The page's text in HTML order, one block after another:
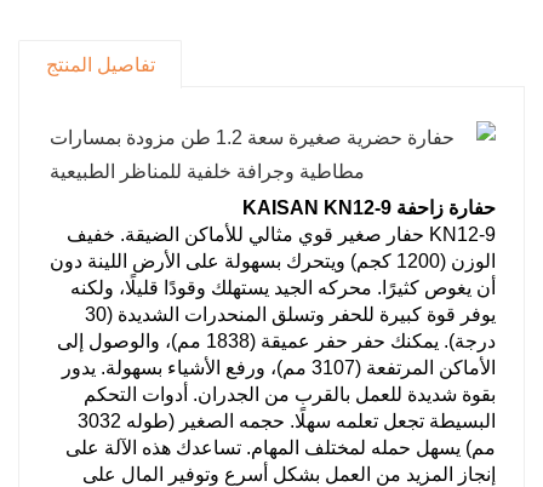
كما أن أبعادها المدمجة، مثل طول النقل البالغ 3032
البناء الحضري وتنسيق الحدائق.
الملحقات: دلو الصخور، دلو ضيق، دلو التسوية، دلو
الإمالة، هامر هيدروليكي، إبهام هيدروليكي، وصلة
سريعة هيدروليكية، مثقاب، كسارة، إلخ...
تفاصيل المنتج
حفارة زاحفة KAISAN KN12-9
KN12-9 حفار صغير قوي مثالي للأماكن الضيقة. خفيف
الوزن (1200 كجم) ويتحرك بسهولة على الأرض اللينة دون
أن يغوص كثيرًا. محركه الجيد يستهلك وقودًا قليلًا، ولكنه
يوفر قوة كبيرة للحفر وتسلق المنحدرات الشديدة (30
درجة). يمكنك حفر حفر عميقة (1838 مم)، والوصول إلى
الأماكن المرتفعة (3107 مم)، ورفع الأشياء بسهولة. يدور
بقوة شديدة للعمل بالقرب من الجدران. أدوات التحكم
البسيطة تجعل تعلمه سهلًا. حجمه الصغير (طوله 3032
مم) يسهل حمله لمختلف المهام. تساعدك هذه الآلة على
إنجاز المزيد من العمل بشكل أسرع وتوفير المال على